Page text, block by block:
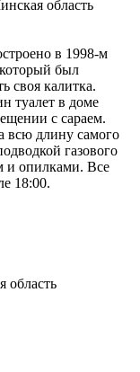
область
в 1998-м
был
своя калитка.
туалет в доме
с сараем.
всю длину самого
газового
и опилками. Все
18:00.
область